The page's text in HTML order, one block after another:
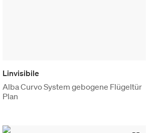
Linvisibile
Alba Curvo System gebogene Flügeltür
Plan